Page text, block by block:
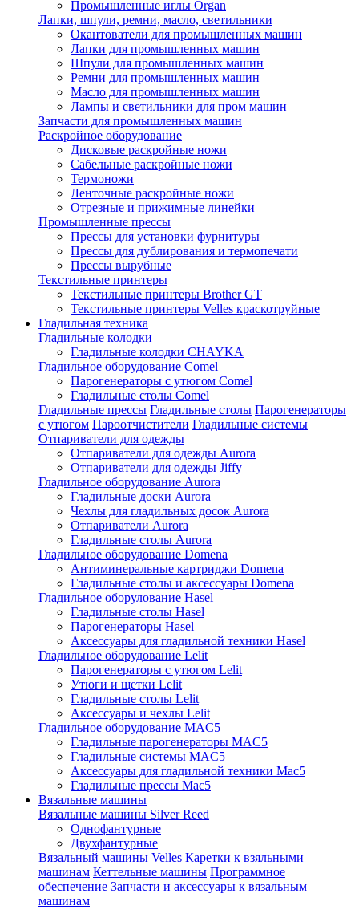
Промышленные иглы Organ
Лапки, шпули, ремни, масло, светильники
Окантователи для промышленных машин
Лапки для промышленных машин
Шпули для промышленных машин
Ремни для промышленных машин
Масло для промышленных машин
Лампы и светильники для пром машин
Запчасти для промышленных машин
Раскройное оборудование
Дисковые раскройные ножи
Сабельные раскройные ножи
Термоножи
Ленточные раскройные ножи
Отрезные и прижимные линейки
Промышленные прессы
Прессы для установки фурнитуры
Прессы для дублирования и термопечати
Прессы вырубные
Текстильные принтеры
Текстильные принтеры Brother GT
Текстильные принтеры Velles краскотруйные
Гладильная техника
Гладильные колодки
Гладильные колодки CHAYKA
Гладильное оборудование Comel
Парогенераторы с утюгом Comel
Гладильные столы Comel
Гладильные прессы Гладильные столы Парогенераторы
с утюгом Пароотчистители Гладильные системы
Отпариватели для одежды
Отпариватели для одежды Aurora
Отпариватели для одежды Jiffy
Гладильное оборудование Aurora
Гладильные доски Aurora
Чехлы для гладильных досок Aurora
Отпариватели Aurora
Гладильные столы Aurora
Гладильное оборудование Domena
Антиминеральные картриджи Domena
Гладильные столы и аксессуары Domena
Гладильное оборулование Hasel
Гладильные столы Hasel
Парогенераторы Hasel
Аксессуары для гладильной техники Hasel
Гладильное оборудование Lelit
Парогенераторы с утюгом Lelit
Утюги и щетки Lelit
Гладильные столы Lelit
Аксессуары и чехлы Lelit
Гладильное оборудование MAC5
Гладильные парогенераторы MAC5
Гладильные системы MAC5
Аксессуары для гладильной техники Mac5
Гладильные прессы Mac5
Вязальные машины
Вязальные машины Silver Reed
Однофантурные
Двухфантурные
Вязальный машины Velles Каретки к взяльными
машинам Кеттельные машины Программное
обеспечение Запчасти и аксессуары к вязальным
машинам